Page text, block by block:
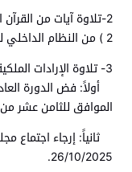
2-تلاوة آيات من
2 ) من النظام الداخلي لمجلس النواب.
3- تلاوة الإرادات الملكية السامية المتضمنة ما يلي:-
أولاً: فض الدورة
الموافق للثامن عشر من شهر
ثانياً: إرجاء اجتماع
26/10/2025.